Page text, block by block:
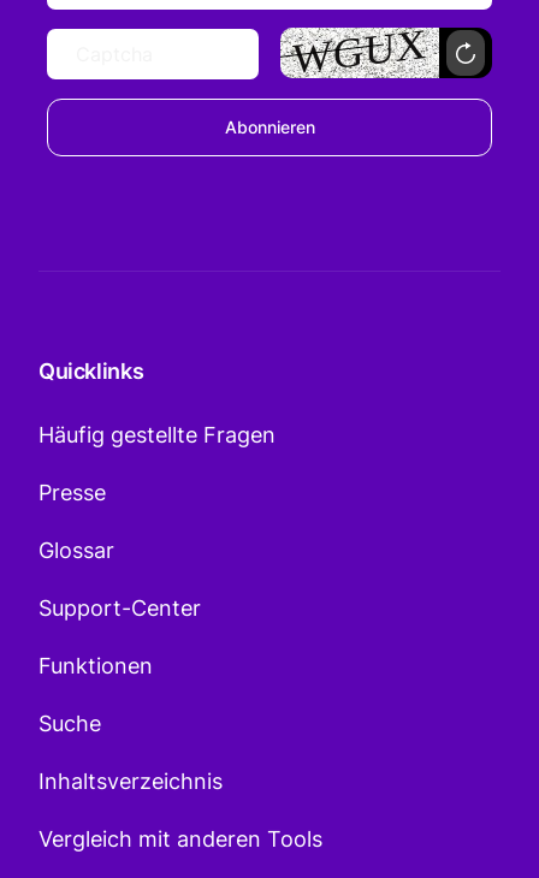
Abonnieren
Quicklinks
Häufig gestellte Fragen
Presse
Glossar
Support-Center
Funktionen
Suche
Inhaltsverzeichnis
Vergleich mit anderen Tools